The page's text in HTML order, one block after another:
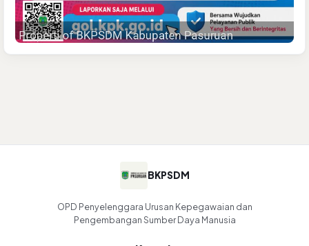
BKPSDM
OPD Penyelenggara Urusan Kepegawaian dan
Pengembangan Sumber Daya Manusia